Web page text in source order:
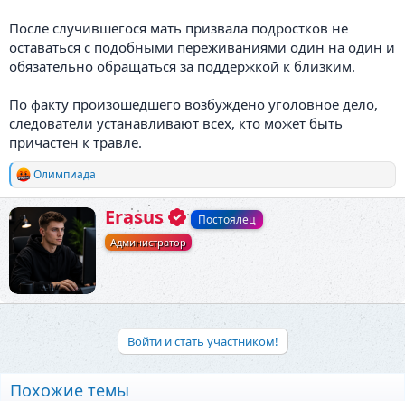
После случившегося мать призвала подростков не
оставаться с подобными переживаниями один на один и
обязательно обращаться за поддержкой к близким.
По факту произошедшего возбуждено уголовное дело,
следователи устанавливают всех, кто может быть
причастен к травле.
Р
е
а
ц
и
и
Олимпиада
А
в
т
Erasus Постоялец
Администратор
Войти и стать участником!
Похожие темы